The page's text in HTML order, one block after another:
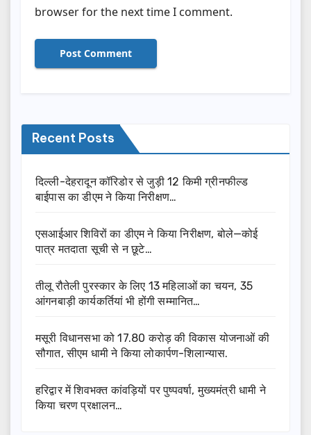
browser for the next time I comment.
Recent Posts
दिल्ली-देहरादून कॉरिडोर से जुड़ी 12 किमी ग्रीनफील्ड
बाईपास का डीएम ने किया निरीक्षण…
एसआईआर शिविरों का डीएम ने किया निरीक्षण, बोले—कोई
पात्र मतदाता सूची से न छूटे…
तीलू रौतेली पुरस्कार के लिए 13 महिलाओं का चयन, 35
आंगनबाड़ी कार्यकर्तियां भी होंगी सम्मानित…
मसूरी विधानसभा को 17.80 करोड़ की विकास योजनाओं की
सौगात, सीएम धामी ने किया लोकार्पण-शिलान्यास.
हरिद्वार में शिवभक्त कांवड़ियों पर पुष्पवर्षा, मुख्यमंत्री धामी ने
किया चरण प्रक्षालन…